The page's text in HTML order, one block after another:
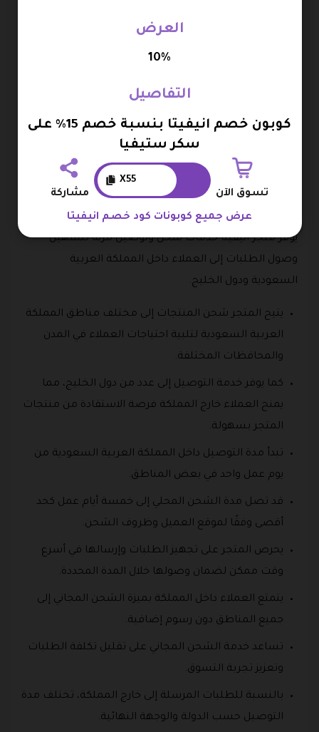
والأحكام الخاصة بالخدمة.
تمارا (Tamara Installment): تساعد على شراء المنتجات
الدفع عند الاستلام (COD): يتيح للعملاء سداد قيمة
الطلب عند استلام المنتجات، مما يوفر مزيدًا من المرونة
أثناء التسوق.
الشحن والتوصيل على متجر انيفيتا
يوفر متجر انيفيتا خدمات شحن وتوصيل مرنة لتسهيل
وصول الطلبات إلى العملاء داخل المملكة العربية
السعودية ودول الخليج.
يتيح المتجر شحن المنتجات إلى مختلف مناطق المملكة
العربية السعودية لتلبية احتياجات العملاء في المدن
والمحافظات المختلفة.
كما يوفر خدمة التوصيل إلى عدد من دول الخليج، مما
يمنح العملاء خارج المملكة فرصة الاستفادة من منتجات
المتجر بسهولة.
تبدأ مدة التوصيل داخل المملكة العربية السعودية من
يوم عمل واحد في بعض المناطق.
قد تصل مدة الشحن المحلي إلى خمسة أيام عمل كحد
أقصى وفقًا لموقع العميل وظروف الشحن.
يحرص المتجر على تجهيز الطلبات وإرسالها في أسرع
وقت ممكن لضمان وصولها خلال المدة المحددة.
يتمتع العملاء داخل المملكة بميزة الشحن المجاني إلى
جميع المناطق دون رسوم إضافية.
تساعد خدمة الشحن المجاني على تقليل تكلفة الطلبات
وتعزيز تجربة التسوق.
بالنسبة للطلبات المرسلة إلى خارج المملكة، تختلف مدة
التوصيل حسب الدولة والوجهة النهائية.
العرض
10%
التفاصيل
كوبون خصم انيفيتا بنسبة خصم 15% على
سكر ستيفيا
تسوق الآن
X55
مشاركة
عرض جميع كوبونات كود خصم انيفيتا